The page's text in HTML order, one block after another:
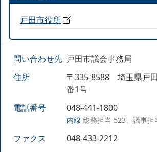
戸田市役所
問い合わせ先 戸田市議会事務局
住所
〒335-8588 埼玉県戸
番1号
電話番号
048-441-1800
内線 総務担当 523、議事
ファクス 048-433-2212